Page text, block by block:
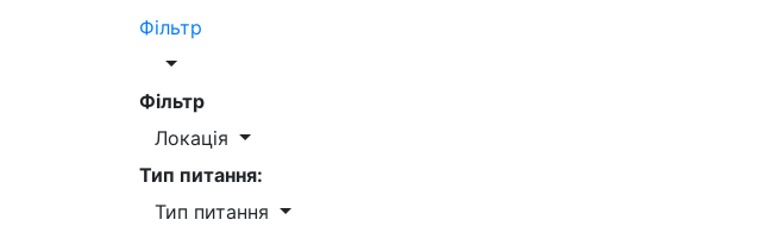
Фільтр
Фільтр
Локація
Тип питання:
Тип питання